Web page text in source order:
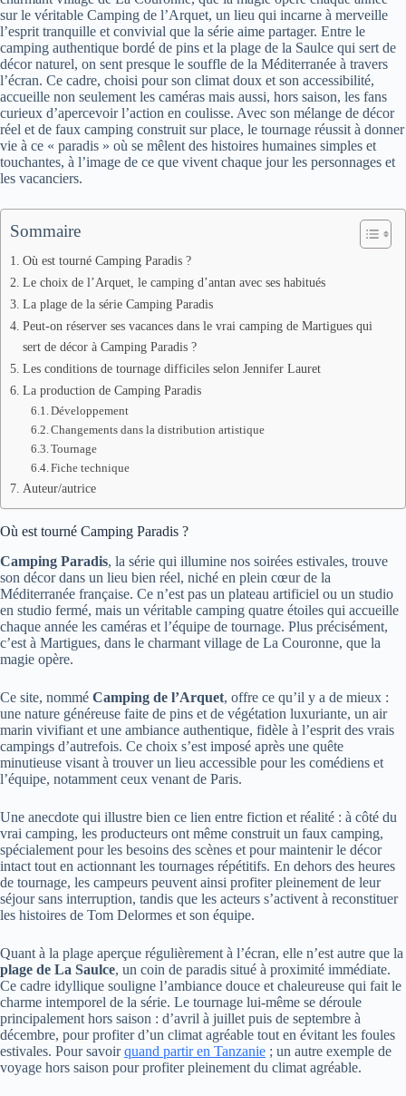
sur le véritable Camping de l’Arquet, un lieu qui incarne à merveille
l’esprit tranquille et convivial que la série aime partager. Entre le
camping authentique bordé de pins et la plage de la Saulce qui sert de
décor naturel, on sent presque le souffle de la Méditerranée à travers
l’écran. Ce cadre, choisi pour son climat doux et son accessibilité,
accueille non seulement les caméras mais aussi, hors saison, les fans
curieux d’apercevoir l’action en coulisse. Avec son mélange de décor
réel et de faux camping construit sur place, le tournage réussit à donner
vie à ce « paradis » où se mêlent des histoires humaines simples et
touchantes, à l’image de ce que vivent chaque jour les personnages et
les vacanciers.
Sommaire
Où est tourné Camping Paradis ?
Le choix de l’Arquet, le camping d’antan avec ses habitués
La plage de la série Camping Paradis
Peut-on réserver ses vacances dans le vrai camping de Martigues qui
sert de décor à Camping Paradis ?
Les conditions de tournage difficiles selon Jennifer Lauret
La production de Camping Paradis
Développement
Changements dans la distribution artistique
Tournage
Fiche technique
Auteur/autrice
Où est tourné Camping Paradis ?
Camping Paradis, la série qui illumine nos soirées estivales, trouve
son décor dans un lieu bien réel, niché en plein cœur de la
Méditerranée française. Ce n’est pas un plateau artificiel ou un studio
en studio fermé, mais un véritable camping quatre étoiles qui accueille
chaque année les caméras et l’équipe de tournage. Plus précisément,
c’est à Martigues, dans le charmant village de La Couronne, que la
magie opère.
Ce site, nommé Camping de l’Arquet, offre ce qu’il y a de mieux :
une nature généreuse faite de pins et de végétation luxuriante, un air
marin vivifiant et une ambiance authentique, fidèle à l’esprit des vrais
campings d’autrefois. Ce choix s’est imposé après une quête
minutieuse visant à trouver un lieu accessible pour les comédiens et
l’équipe, notamment ceux venant de Paris.
Une anecdote qui illustre bien ce lien entre fiction et réalité : à côté du
vrai camping, les producteurs ont même construit un faux camping,
spécialement pour les besoins des scènes et pour maintenir le décor
intact tout en actionnant les tournages répétitifs. En dehors des heures
de tournage, les campeurs peuvent ainsi profiter pleinement de leur
séjour sans interruption, tandis que les acteurs s’activent à reconstituer
les histoires de Tom Delormes et son équipe.
Quant à la plage aperçue régulièrement à l’écran, elle n’est autre que la
plage de La Saulce, un coin de paradis situé à proximité immédiate.
Ce cadre idyllique souligne l’ambiance douce et chaleureuse qui fait le
charme intemporel de la série. Le tournage lui-même se déroule
principalement hors saison : d’avril à juillet puis de septembre à
décembre, pour profiter d’un climat agréable tout en évitant les foules
estivales. Pour savoirquand partir en Tanzanie ; un autre exemple de
voyage hors saison pour profiter pleinement du climat agréable.